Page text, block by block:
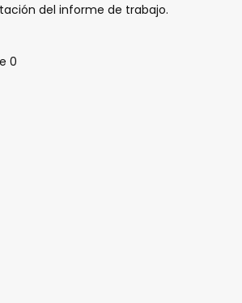
del informe de trabajo.
0